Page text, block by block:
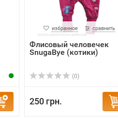
избранное сравнить
Флисовый человечек
SnugaBye (котики)
(0)
250 грн.